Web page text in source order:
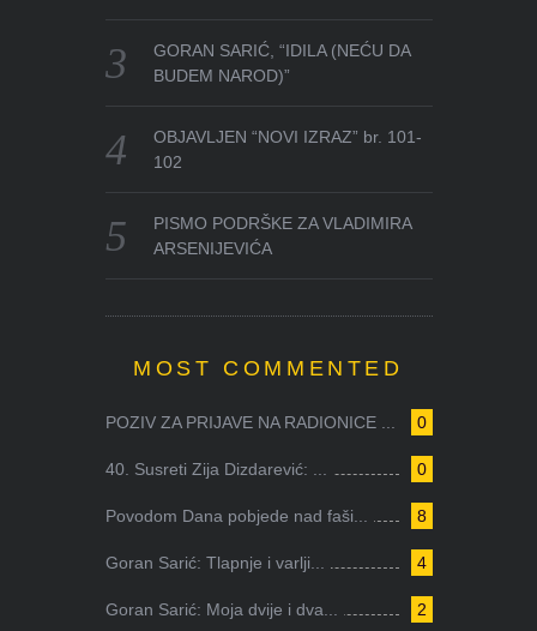
GORAN SARIĆ, “IDILA (NEĆU DA
BUDEM NAROD)”
OBJAVLJEN “NOVI IZRAZ” br. 101-
102
PISMO PODRŠKE ZA VLADIMIRA
ARSENIJEVIĆA
MOST COMMENTED
0
POZIV ZA PRIJAVE NA RADIONICE ...
0
40. Susreti Zija Dizdarević: ...
8
Povodom Dana pobjede nad faši...
4
Goran Sarić: Tlapnje i varlji...
2
Goran Sarić: Moja dvije i dva...